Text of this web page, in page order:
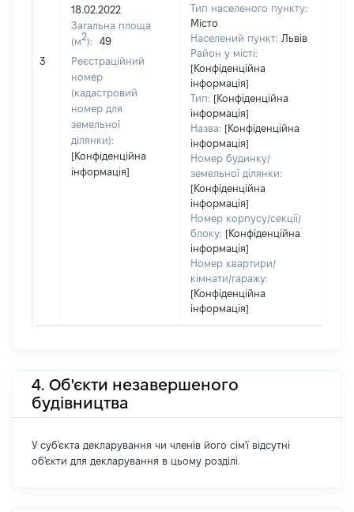
3
18.02.2022
Загальна площа
(м2):
49
Реєстраційний
номер
(кадастровий
номер для
земельної
ділянки):
[Конфіденційна
інформація]
Тип населеного пункту:
Місто
Населений пункт: Львів
Район у місті:
[Конфіденційна
інформація]
Тип: [Конфіденційна
інформація]
Назва: [Конфіденційна
інформація]
Номер будинку/
земельної ділянки:
[Конфіденційна
інформація]
Номер корпусу/секції/
блоку: [Конфіденційна
інформація]
Номер квартири/
кімнати/гаражу:
[Конфіденційна
інформація]
4. Об'єкти незавершеного
будівництва
У суб'єкта декларування чи членів його сім'ї відсутні
об'єкти для декларування в цьому розділі.